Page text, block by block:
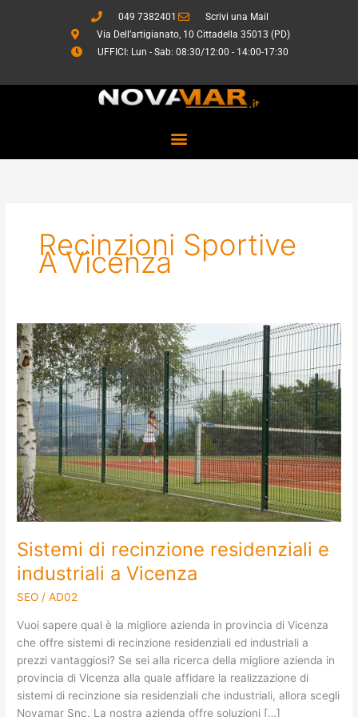
049 7382401
Scrivi una Mail
Via Dell’artigianato, 10 Cittadella 35013 (PD)
UFFICI: Lun - Sab: 08:30/12:00 - 14:00-17:30
Recinzioni Sportive
A Vicenza
Sistemi di recinzione residenziali e
industriali a Vicenza
SEO /AD02
Vuoi sapere qual è la migliore azienda in provincia di Vicenza
che offre sistemi di recinzione residenziali ed industriali a
prezzi vantaggiosi? Se sei alla ricerca della migliore azienda in
provincia di Vicenza alla quale affidare la realizzazione di
sistemi di recinzione sia residenziali che industriali, allora scegli
Novamar Snc. La nostra azienda offre soluzioni […]
Sistemi
di
recinzione
residenziali
e
industriali
a
Vicenza